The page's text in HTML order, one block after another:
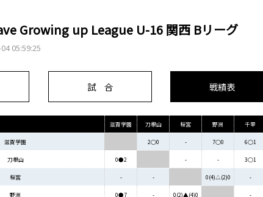
Growing up League U-16 関西 Bリーグ
05:59:25
試 合 戦績表
滋賀学園 刀根山 桜宮 野洲 千里
滋賀学園 2○0 - 7○0 6○1
刀根山 0●2 - - 3○1
桜宮 - - 0(4)△(2)0 -
野洲 0●7 - 0(2)▲(4)0 -